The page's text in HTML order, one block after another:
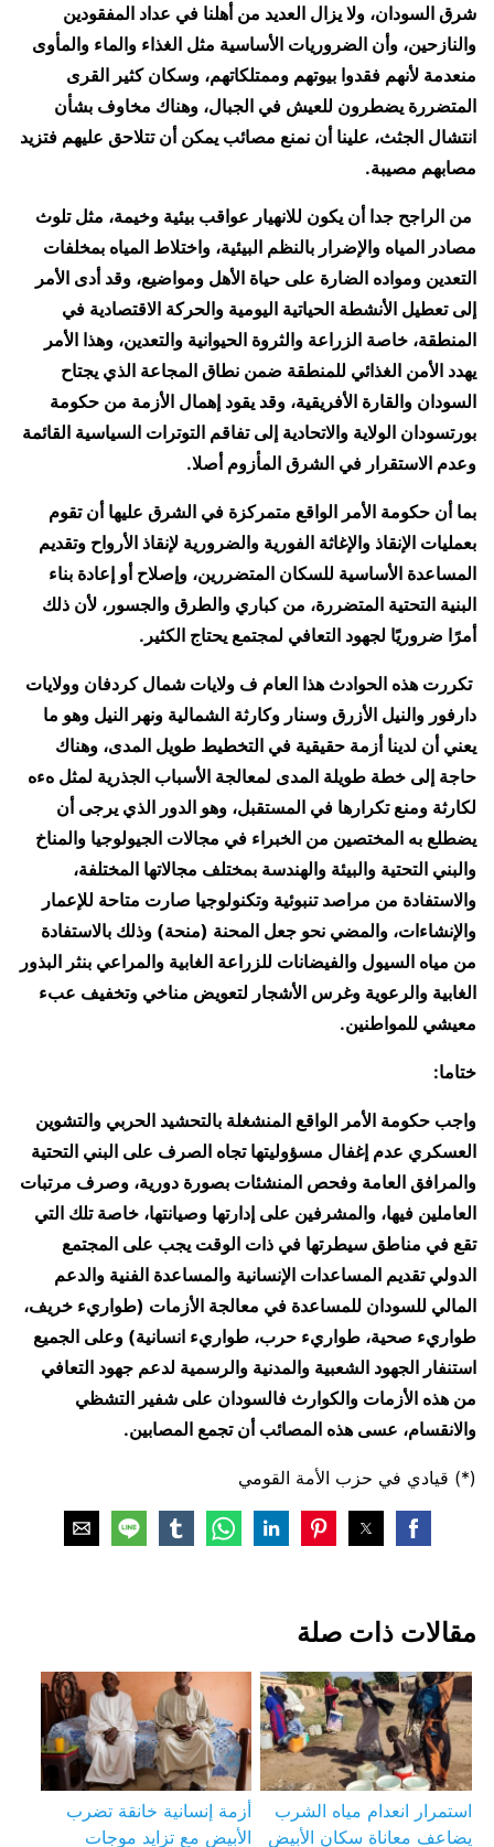
شرق السودان، ولا يزال العديد من أهلنا في عداد المفقودين
والنازحين، وأن الضروريات الأساسية مثل الغذاء والماء والمأوى
منعدمة لأنهم فقدوا بيوتهم وممتلكاتهم، وسكان كثير القرى
المتضررة يضطرون للعيش في الجبال، وهناك مخاوف بشأن
انتشال الجثث، علينا أن نمنع مصائب يمكن أن تتلاحق عليهم فتزيد
مصابهم مصيبة.
من الراجح جدا أن يكون للانهيار عواقب بيئية وخيمة، مثل تلوث
مصادر المياه والإضرار بالنظم البيئية، واختلاط المياه بمخلفات
التعدين ومواده الضارة على حياة الأهل ومواضيع، وقد أدى الأمر
إلى تعطيل الأنشطة الحياتية اليومية والحركة الاقتصادية في
المنطقة، خاصة الزراعة والثروة الحيوانية والتعدين، وهذا الأمر
يهدد الأمن الغذائي للمنطقة ضمن نطاق المجاعة الذي يجتاح
السودان والقارة الأفريقية، وقد يقود إهمال الأزمة من حكومة
بورتسودان الولاية والاتحادية إلى تفاقم التوترات السياسية القائمة
وعدم الاستقرار في الشرق المأزوم أصلا.
بما أن حكومة الأمر الواقع متمركزة في الشرق عليها أن تقوم
بعمليات الإنقاذ والإغاثة الفورية والضرورية لإنقاذ الأرواح وتقديم
المساعدة الأساسية للسكان المتضررين، وإصلاح أو إعادة بناء
البنية التحتية المتضررة، من كباري والطرق والجسور، لأن ذلك
أمرًا ضروريًا لجهود التعافي لمجتمع يحتاج الكثير.
تكررت هذه الحوادث هذا العام ف ولايات شمال كردفان وولايات
دارفور والنيل الأزرق وسنار وكارثة الشمالية ونهر النيل وهو ما
يعني أن لدينا أزمة حقيقية في التخطيط طويل المدى، وهناك
حاجة إلى خطة طويلة المدى لمعالجة الأسباب الجذرية لمثل هءه
لكارثة ومنع تكرارها في المستقبل، وهو الدور الذي يرجى أن
يضطلع به المختصين من الخبراء في مجالات الجيولوجيا والمناخ
والبني التحتية والبيئة والهندسة بمختلف مجالاتها المختلفة،
والاستفادة من مراصد تنبوئية وتكنولوجيا صارت متاحة للإعمار
والإنشاءات، والمضي نحو جعل المحنة (منحة) وذلك بالاستفادة
من مياه السيول والفيضانات للزراعة الغابية والمراعي بنثر البذور
الغابية والرعوية وغرس الأشجار لتعويض مناخي وتخفيف عبء
معيشي للمواطنين.
ختاما:
واجب حكومة الأمر الواقع المنشغلة بالتحشيد الحربي والتشوين
العسكري عدم إغفال مسؤوليتها تجاه الصرف على البني التحتية
والمرافق العامة وفحص المنشئات بصورة دورية، وصرف مرتبات
العاملين فيها، والمشرفين على إدارتها وصيانتها، خاصة تلك التي
تقع في مناطق سيطرتها في ذات الوقت يجب على المجتمع
الدولي تقديم المساعدات الإنسانية والمساعدة الفنية والدعم
المالي للسودان للمساعدة في معالجة الأزمات (طواريء خريف،
طواريء صحية، طواريء حرب، طواريء انسانية) وعلى الجميع
استنفار الجهود الشعبية والمدنية والرسمية لدعم جهود التعافي
من هذه الأزمات والكوارث فالسودان على شفير التشظي
والانقسام، عسى هذه المصائب أن تجمع المصابين.
(*) قيادي في حزب الأمة القومي
مقالات ذات صلة
استمرار انعدام مياه الشرب
يضاعف معاناة سكان الأبيض
أزمة إنسانية خانقة تضرب
الأبيض مع تزايد موجات